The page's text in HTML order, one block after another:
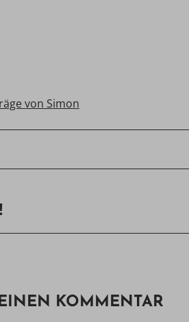
von Simon
KOMMENTAR